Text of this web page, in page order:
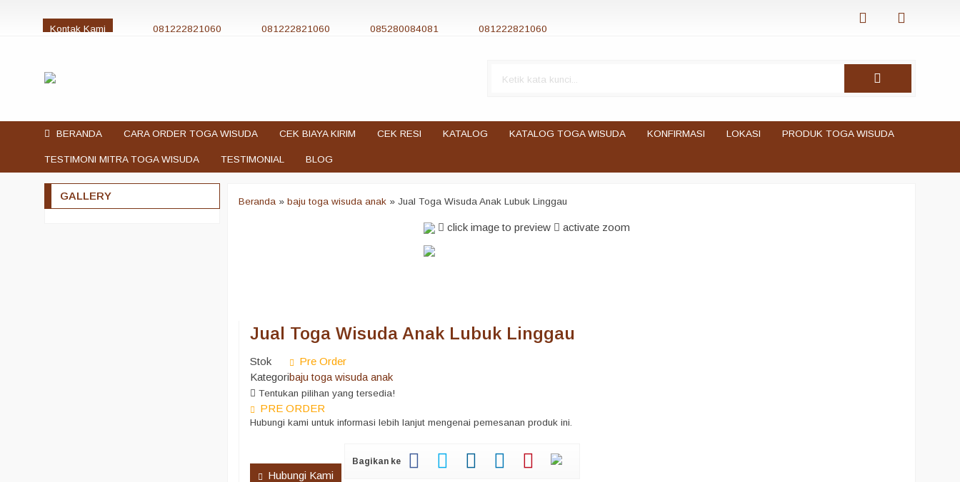
Kontak Kami 081222821060 081222821060 085280084081 081222821060
BERANDA CARA ORDER TOGA WISUDA CEK BIAYA KIRIM CEK RESI KATALOG KATALOG TOGA WISUDA KONFIRMASI LOKASI PRODUK TOGA WISUDA
TESTIMONI MITRA TOGA WISUDA TESTIMONIAL BLOG
Beranda »baju toga wisuda anak »Jual Toga Wisuda Anak Lubuk Linggau
click image to preview activate zoom
Jual Toga Wisuda Anak Lubuk Linggau
Stok
Pre Order
Kategoribaju toga wisuda anak
Tentukan pilihan yang tersedia!
PRE ORDER
Hubungi kami untuk informasi lebih lanjut mengenai pemesanan produk ini.
Hubungi Kami
Bagikan ke
GALLERY